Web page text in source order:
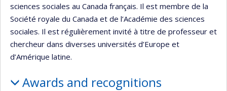
sciences sociales au Canada français. Il est membre de la
Société royale du Canada et de l’Académie des sciences
sociales. Il est régulièrement invité à titre de professeur et
chercheur dans diverses universités d’Europe et
d’Amérique latine.
Awards and recognitions